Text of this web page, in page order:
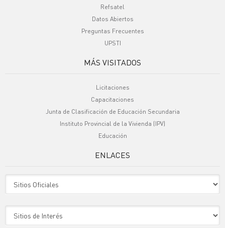
Refsatel
Datos Abiertos
Preguntas Frecuentes
UPSTI
MÁS VISITADOS
Licitaciones
Capacitaciones
Junta de Clasificación de Educación Secundaria
Instituto Provincial de la Vivienda (IPV)
Educación
ENLACES